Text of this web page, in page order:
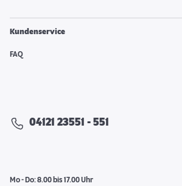
Kundenservice
FAQ
04121 23551 - 551
Mo - Do: 8.00 bis 17.00 Uhr